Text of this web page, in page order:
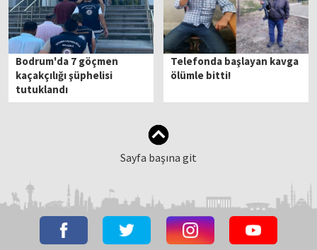
Bodrum'da 7 göçmen
kaçakçılığı şüphelisi
tutuklandı
Telefonda başlayan kavga
ölümle bitti!
Sayfa başına git